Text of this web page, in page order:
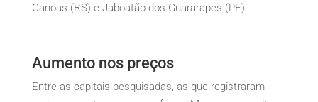
Canoas (RS) e Jaboatão dos Guararapes (PE).
Aumento nos preços
Entre as capitais pesquisadas, as que registraram